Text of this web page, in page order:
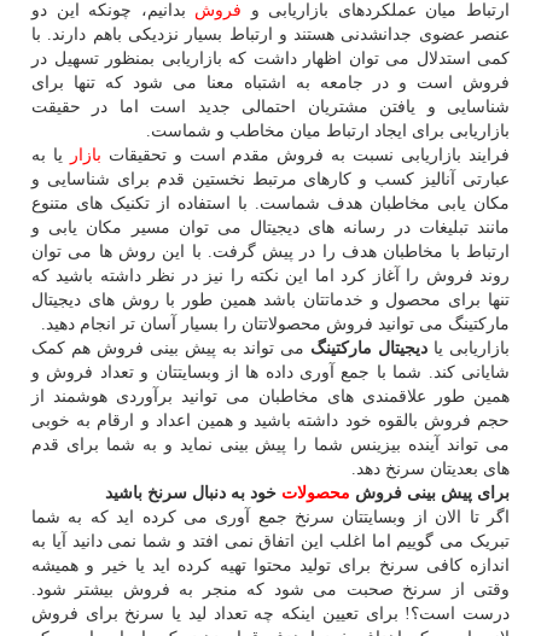
ارتباط میان عملکردهای بازاریابی و فروش بدانیم، چونکه این دو
عنصر عضوی جدانشدنی هستند و ارتباط بسیار نزدیکی باهم دارند. با
کمی استدلال می توان اظهار داشت که بازاریابی بمنظور تسهیل در
فروش است و در جامعه به اشتباه معنا می شود که تنها برای
شناسایی و یافتن مشتریان احتمالی جدید است اما در حقیقت
بازاریابی برای ایجاد ارتباط میان مخاطب و شماست.
فرایند بازاریابی نسبت به فروش مقدم است و تحقیقات بازار
یا به
عبارتی آنالیز کسب و کارهای مرتبط نخستین قدم برای شناسایی و
مکان یابی مخاطبان هدف شماست. با استفاده از تکنیک های متنوع
مانند تبلیغات در رسانه های دیجیتال می توان مسیر مکان یابی و
ارتباط با مخاطبان هدف را در پیش گرفت. با این روش ها می توان
روند فروش را آغاز کرد اما این نکته را نیز در نظر داشته باشید که
تنها برای محصول و خدماتتان باشد همین طور با روش های دیجیتال
مارکتینگ می توانید فروش محصولاتتان را بسیار آسان تر انجام دهید.
بازاریابی یا دیجیتال مارکتینگ می تواند به پیش بینی فروش هم کمک
شایانی کند. شما با جمع آوری داده ها از وبسایتتان و تعداد فروش و
همین طور علاقمندی های مخاطبان می توانید برآوردی هوشمند از
حجم فروش بالقوه خود داشته باشید و همین اعداد و ارقام به خوبی
می تواند آینده بیزینس شما را پیش بینی نماید و به شما برای قدم
های بعدیتان سرنخ دهد.
برای پیش بینی فروش محصولات خود به دنبال سرنخ باشید
اگر تا الان از وبسایتتان سرنخ جمع آوری می کرده اید که به شما
تبریک می گوییم اما اغلب این اتفاق نمی افتد و شما نمی دانید آیا به
اندازه کافی سرنخ برای تولید محتوا تهیه کرده اید یا خیر و همیشه
وقتی از سرنخ صحبت می شود که منجر به فروش بیشتر شود.
درست است؟! برای تعیین اینکه چه تعداد لید یا سرنخ برای فروش